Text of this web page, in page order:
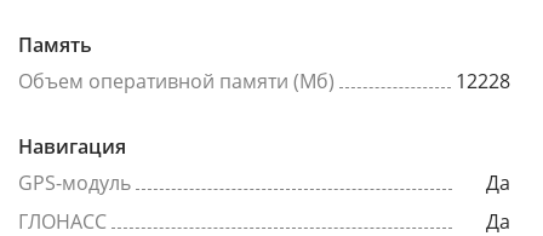
Память
Объем оперативной памяти (Мб)
12228
Навигация
GPS-модуль
Да
ГЛОНАСС
Да